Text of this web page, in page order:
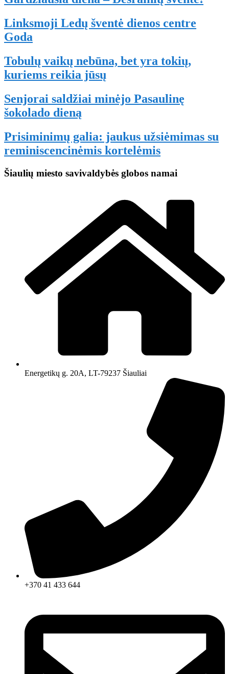
Linksmoji Ledų šventė dienos centre
Goda
Tobulų vaikų nebūna, bet yra tokių,
kuriems reikia jūsų
Senjorai saldžiai minėjo Pasaulinę
šokolado dieną
Prisiminimų galia: jaukus užsiėmimas su
reminiscencinėmis kortelėmis
Šiaulių miesto savivaldybės globos namai
Energetikų g. 20A, LT-79237 Šiauliai
+370 41 433 644